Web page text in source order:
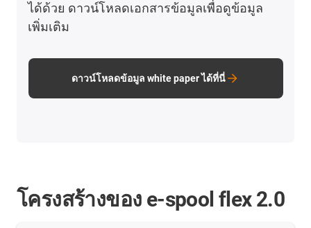
ได้ด้วย ดาวน์โหลดเอกสารข้อมูลเพื่อดูข้อมูล
เพิ่มเติม
ดาวน์โหลดข้อมูล white paper ได้ที่นี่
โครงสร้างของ e-spool flex 2.0